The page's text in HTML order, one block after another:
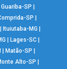
Guariba-SP
SP
Ituiutaba-MG
Lages-SC|
Matão-SP
Alto-SP